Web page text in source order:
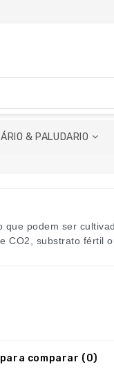
& PALUDARIO
que podem ser
CO2, substrato fértil
comparar (0)